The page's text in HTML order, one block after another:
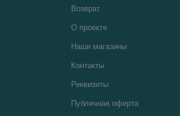
Возврат
О проекте
Наши магазины
Контакты
Реквизиты
Публичная оферта